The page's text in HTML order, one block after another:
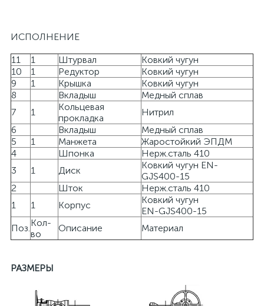
ИСПОЛНЕНИЕ
11 1 Штурвал
Ковкий чугун
10
1 Редуктор
Ковкий чугун
9
1 Крышка
Ковкий чугун
8
Вкладыш
Медный сплав
7
1
Кольцевая
прокладка
Нитрил
6
Вкладыш
Медный сплав
5
1 Манжета
Жаростойкий ЭПДМ
4
Шпонка
Нерж.сталь 410
3
1 Диск
Ковкий чугун EN-
GJS400-15
2
Шток
Нерж.сталь 410
1
1 Корпус
Ковкий чугун
EN-GJS400-15
Поз.Кол-
во
Описание Материал
РАЗМЕРЫ